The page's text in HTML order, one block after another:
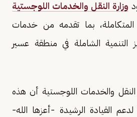
وزارة النقل والخدمات اللوجستية
المتكاملة، بما تقدمه من خدمات
التنمية الشاملة في منطقة عسير
والخدمات اللوجستية أن هذه
لدعم القيادة الرشيدة -أعزها الله-